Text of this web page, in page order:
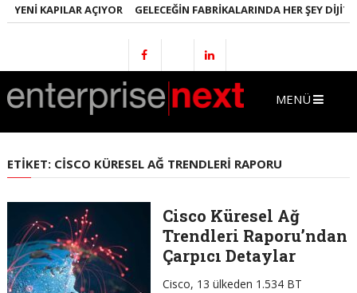
YENI KAPILAR AÇIYOR GELECEĞIN FABRIKALARINDA HER ŞEY
MENÜ
ETIKET: CISCO KÜRESEL AĞ TRENDLERI RAPORU
Cisco Küresel Ağ
Trendleri Raporu’ndan
Çarpıcı Detaylar
Cisco, 13 ülkeden 1.534 BT